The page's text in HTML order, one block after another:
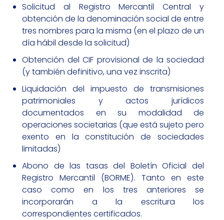
Solicitud al Registro Mercantil Central y
obtención de la denominación social de entre
tres nombres para la misma (en el plazo de un
día hábil desde la solicitud)
Obtención del CIF provisional de la sociedad
(y también definitivo, una vez inscrita)
Liquidación del impuesto de transmisiones
patrimoniales y actos jurídicos
documentados en su modalidad de
operaciones societarias (que está sujeto pero
exento en la constitución de sociedades
limitadas)
Abono de las tasas del Boletín Oficial del
Registro Mercantil (BORME). Tanto en este
caso como en los tres anteriores se
incorporarán a la escritura los
correspondientes certificados.